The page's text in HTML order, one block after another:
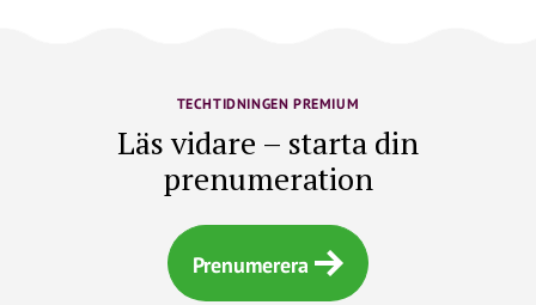
TECHTIDNINGEN PREMIUM
Läs vidare – starta din
prenumeration
Prenumerera